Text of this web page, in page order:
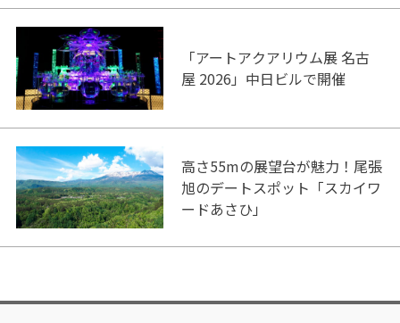
「アートアクアリウム展 名古
屋 2026」中日ビルで開催
高さ55mの展望台が魅力！尾張
旭のデートスポット「スカイワ
ードあさひ」